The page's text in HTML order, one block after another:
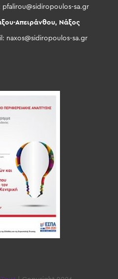
pfalirou@sidiropoulos-sa.gr
Απειράνθου, Νάξος
naxos@sidiropoulos-sa.gr